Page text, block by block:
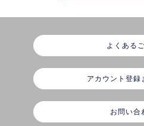
よくある
アカウント登録
お問い合